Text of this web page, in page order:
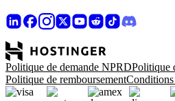
Politique de demande NPRDPolitique
Politique de remboursement